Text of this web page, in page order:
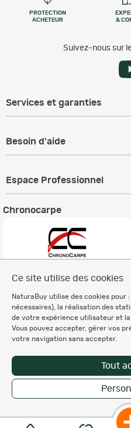
Ce site utilise des cookies
NaturaBuy utilise des cookies pour
nécessaires), la réalisation des
de votre expérience utilisateur et
Vous pouvez accepter, gérer vos
votre navigation sans accepter.
Tout
PROTECTION
ACHETEUR
&
Suivez-nous sur
Services et garanties
Besoin d'aide
Espace Professionnel
Chronocarpe
Charte éthique
Mentions légales
Règlement & Conditions
Politique de protection
des données personnelles
Personnalisation des cookies
Copyright © 2007-2026 NaturaBuy.
Les marques commerciales